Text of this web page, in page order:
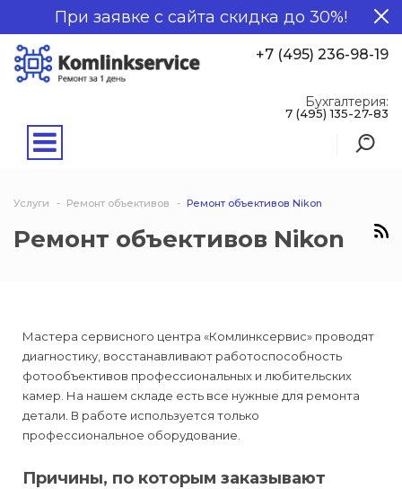
При заявке с сайта скидка до 30%!
+7 (495) 236-98-19
Бухгалтерия:
7 (495) 135-27-83
Услуги Ремонт объективов Ремонт объективов Nikon
Ремонт объективов Nikon
Мастера сервисного центра «Комлинксервис» проводят
диагностику, восстанавливают работоспособность
фотообъективов профессиональных и любительских
камер. На нашем складе есть все нужные для ремонта
детали. В работе используется только
профессиональное оборудование.
Причины, по которым заказывают